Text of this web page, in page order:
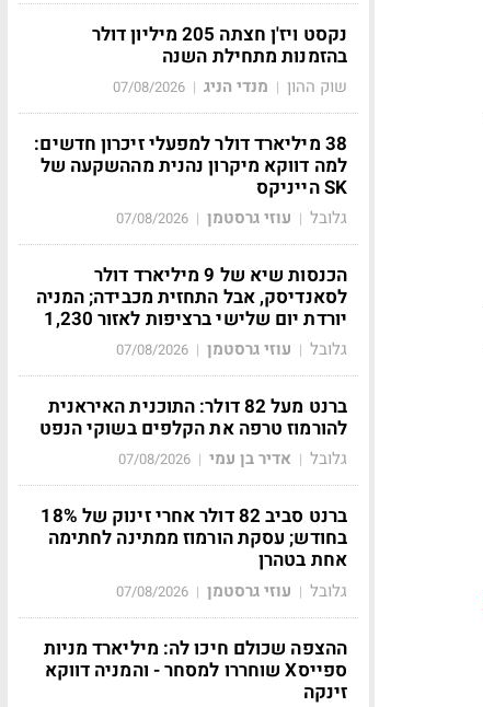
נקסט ויז'ן חצתה 205 מיליון דולר
בהזמנות מתחילת השנה
שוק ההון | מנדי הניג |
07/08/2026
38 מיליארד דולר למפעלי זיכרון חדשים:
למה דווקא מיקרון נהנית מההשקעה של
SK הייניקס
גלובל | עוזי גרסטמן |
07/08/2026
הכנסות שיא של 9 מיליארד דולר
לסאנדיסק, אבל התחזית מכבידה; המניה
יורדת יום שלישי ברציפות לאזור 1,230
גלובל | עוזי גרסטמן |
07/08/2026
ברנט מעל 82 דולר: התוכנית האיראנית
להורמוז טרפה את הקלפים בשוקי הנפט
גלובל | אדיר בן עמי |
07/08/2026
ברנט סביב 82 דולר אחרי זינוק של 18%
בחודש; עסקת הורמוז ממתינה לחתימה
אחת בטהרן
גלובל | עוזי גרסטמן |
07/08/2026
ההצפה שכולם חיכו לה: מיליארד מניות
ספייסX שוחררו למסחר - והמניה דווקא
זינקה